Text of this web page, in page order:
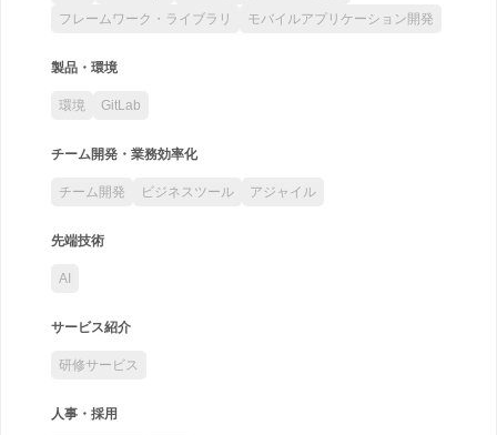
フレームワーク・ライブラリ
モバイルアプリケーション開発
製品・環境
環境 GitLab
チーム開発・業務効率化
チーム開発 ビジネスツール アジャイル
先端技術
AI
サービス紹介
研修サービス
人事・採用